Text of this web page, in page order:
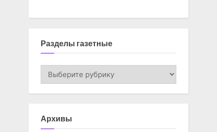
Разделы газетные
Разделы
Архивы